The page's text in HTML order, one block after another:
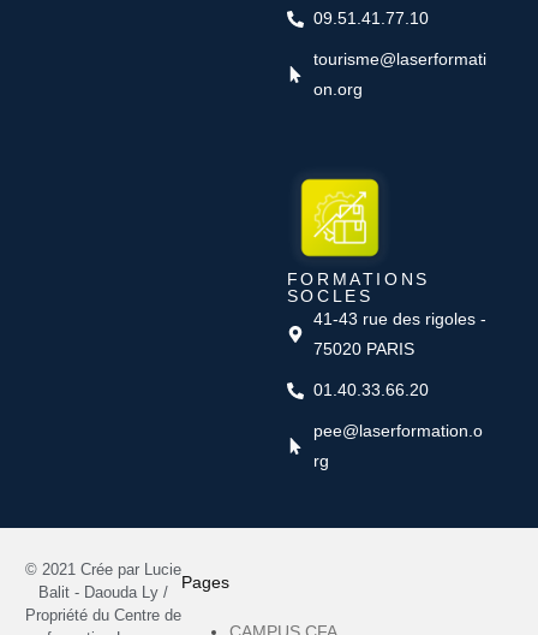
09.51.41.77.10
tourisme@laserformati
on.org
FORMATIONS
SOCLES
41-43 rue des rigoles -
75020 PARIS
01.40.33.66.20
pee@laserformation.o
rg
© 2021 Crée par Lucie
Balit - Daouda Ly /
Propriété du Centre de
Pages
CAMPUS CFA